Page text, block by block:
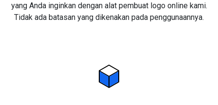
yang Anda inginkan dengan alat pembuat logo online kami.
Tidak ada batasan yang dikenakan pada penggunaannya.